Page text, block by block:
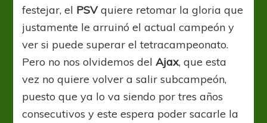
festejar, el PSVquiere retomar la gloria que
justamente le arruinó el actual campeón y
ver si puede superar el tetracampeonato.
Pero no nos olvidemos delAjax, que esta
vez no quiere volver a salir subcampeón,
puesto que ya lo va siendo por tres años
consecutivos y este espera poder sacarle la